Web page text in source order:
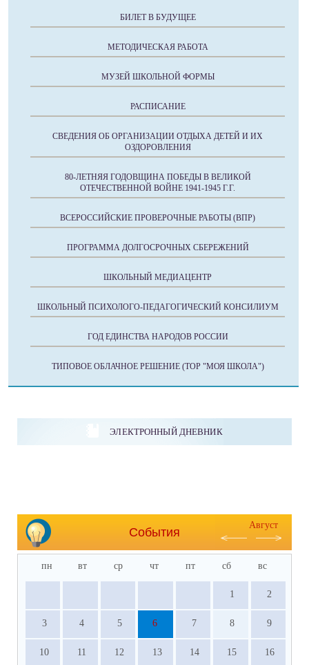
БИЛЕТ В БУДУЩЕЕ
МЕТОДИЧЕСКАЯ РАБОТА
МУЗЕЙ ШКОЛЬНОЙ ФОРМЫ
РАСПИСАНИЕ
СВЕДЕНИЯ ОБ ОРГАНИЗАЦИИ ОТДЫХА ДЕТЕЙ И ИХ
ОЗДОРОВЛЕНИЯ
80-ЛЕТНЯЯ ГОДОВЩИНА ПОБЕДЫ В ВЕЛИКОЙ
ОТЕЧЕСТВЕННОЙ ВОЙНЕ 1941-1945 Г.Г.
ВСЕРОССИЙСКИЕ ПРОВЕРОЧНЫЕ РАБОТЫ (ВПР)
ПРОГРАММА ДОЛГОСРОЧНЫХ СБЕРЕЖЕНИЙ
ШКОЛЬНЫЙ МЕДИАЦЕНТР
ШКОЛЬНЫЙ ПСИХОЛОГО-ПЕДАГОГИЧЕСКИЙ КОНСИЛИУМ
ГОД ЕДИНСТВА НАРОДОВ РОССИИ
ТИПОВОЕ ОБЛАЧНОЕ РЕШЕНИЕ (ТОР "МОЯ ШКОЛА")
ЭЛЕКТРОННЫЙ ДНЕВНИК
События
Август
пн вт ср чт пт сб вс
1 2
3 4 5 6 7 8 9
10 11 12 13 14 15 16